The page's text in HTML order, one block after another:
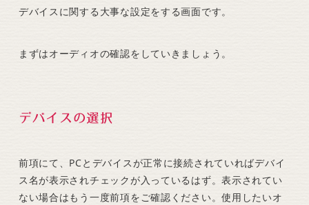
デバイスに関する大事な設定をする画面です。
まずはオーディオの確認をしていきましょう。
デバイスの選択
前項にて、PCとデバイスが正常に接続されていればデバイ
ス名が表示されチェックが入っているはず。表示されてい
ない場合はもう一度前項をご確認ください。使用したいオ